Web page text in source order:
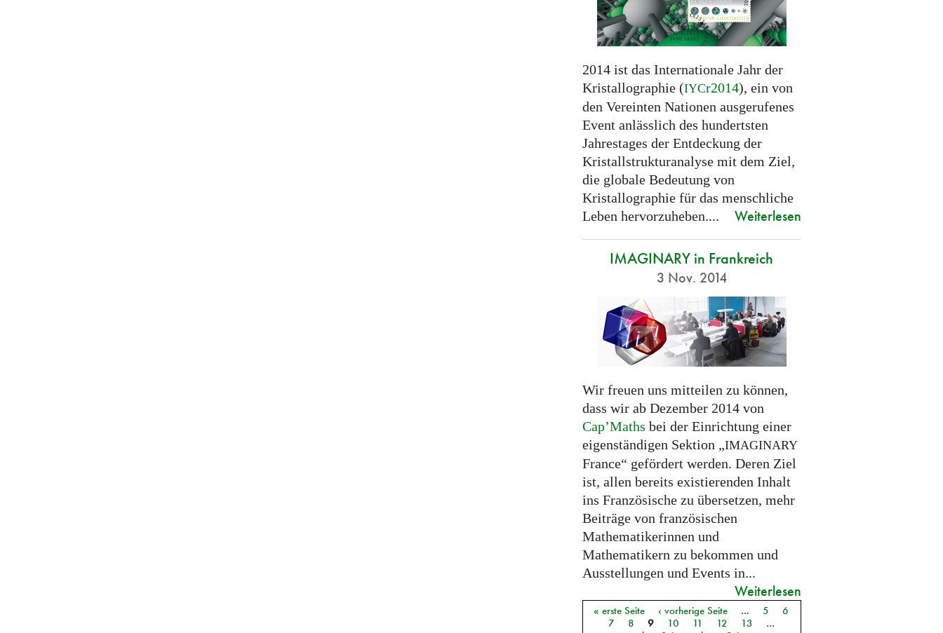
2014 ist das Internationale Jahr der
Kristallographie (IYCr2014), ein von
den Vereinten Nationen ausgerufenes
Event anlässlich des hundertsten
Jahrestages der Entdeckung der
Kristallstrukturanalyse mit dem Ziel,
die globale Bedeutung von
Kristallographie für das menschliche
Leben hervorzuheben....
Weiterlesen
IMAGINARY in Frankreich
3 Nov. 2014
Wir freuen uns mitteilen zu können,
dass wir ab Dezember 2014 von
Cap’Maths bei der Einrichtung einer
eigenständigen Sektion „IMAGINARY
France“ gefördert werden. Deren Ziel
ist, allen bereits existierenden Inhalt
ins Französische zu übersetzen, mehr
Beiträge von französischen
Mathematikerinnen und
Mathematikern zu bekommen und
Ausstellungen und Events in...
Weiterlesen
Seiten
« erste Seite ‹ vorherige Seite … 5
6
7
8 9 10 11 12 13
…